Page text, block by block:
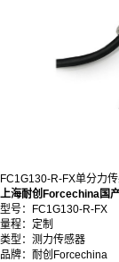
FC1G130-R-FX单分力
上海耐创Forcechina国
型号：FC1G130-R-FX
量程：定制
类型：测力传感器
品牌：耐创Forcechina